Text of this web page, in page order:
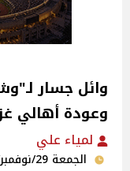
وائل جسار
وعودة أهالي
لمياء علي
الجمعة 29/نوفمبر/2024 - 01:30 ص